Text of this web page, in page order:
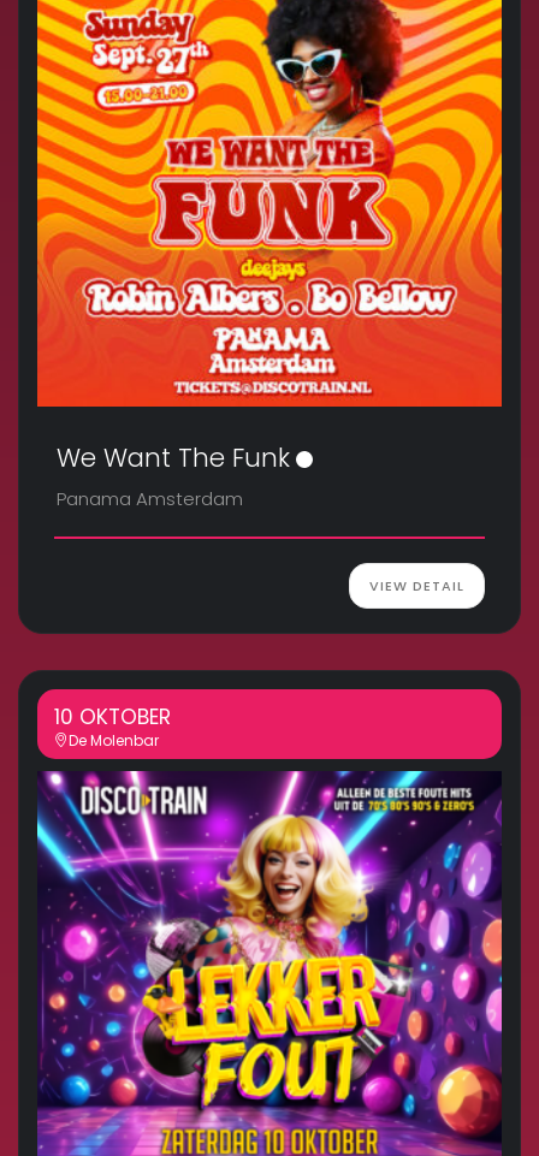
We Want The Funk
Panama Amsterdam
VIEW DETAIL
10 OKTOBER
De Molenbar